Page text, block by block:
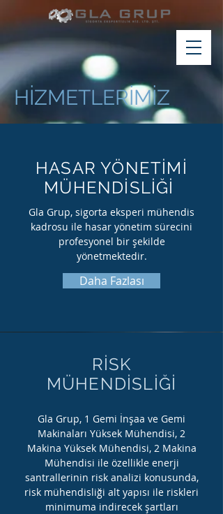
HİZMETLERİMİZ
HASAR YÖNETİMİ
MÜHENDİSLİĞİ
Gla Grup, sigorta eksperi mühendis
kadrosu ile hasar yönetim sürecini
profesyonel bir şekilde
yönetmektedir.
Daha Fazlası
RİSK
MÜHENDİSLİĞİ
Gla Grup, 1 Gemi İnşaa ve Gemi
Makinaları Yüksek Mühendisi, 2
Makina Yüksek Mühendisi, 2 Makina
Mühendisi ile özellikle enerji
santrallerinin risk analizi konusunda,
risk mühendisliği alt yapısı ile riskleri
minimuma indirecek şartları